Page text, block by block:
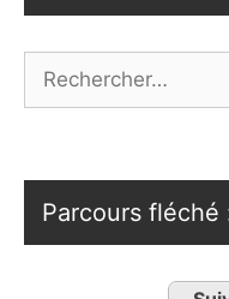
Parcours fléché